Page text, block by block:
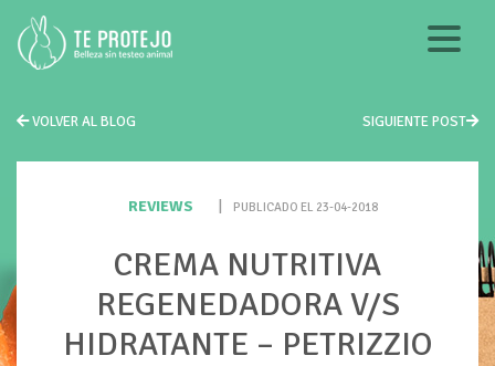
VOLVER AL BLOG SIGUIENTE POST
REVIEWS PUBLICADO EL 23-04-2018
CREMA NUTRITIVA
REGENEDADORA V/S
HIDRATANTE – PETRIZZIO